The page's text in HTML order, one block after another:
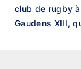
club de rugby
Gaudens XIII,